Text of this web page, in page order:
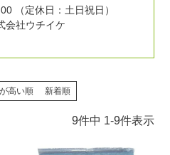
（定休日：土日祝日）
会社ウチイケ
高い順 新着順
9件中 1-9件表示